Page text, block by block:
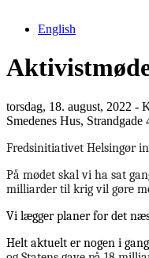
English
torsdag, 18. august, 2022 -
Smedenes Hus,
Fredsinitiativet Helsingør
På mødet skal vi ha sat
milliarder til krig vil gøre
Vi lægger planer for det
Helt aktuelt er nogen i